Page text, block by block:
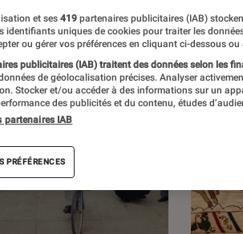
et ses 419 partenaires publicitaires (IAB)
identifiants uniques de cookies pour traiter les
ou gérer vos préférences en cliquant ci-dessous
publicitaires (IAB) traitent des données selon les
de géolocalisation précises. Analyser
Stocker et/ou accéder à des informations sur un
des publicités et du contenu, études
partenaires IAB
PRÉFÉRENCES